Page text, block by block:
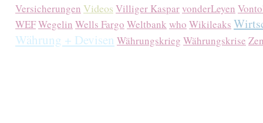
Versicherungen Videos Villiger KasparvonderLeyen
WEFWegelin Wells Fargo Weltbank who Wikileaks
Währung + Devisen Währungskrieg Währungskrise